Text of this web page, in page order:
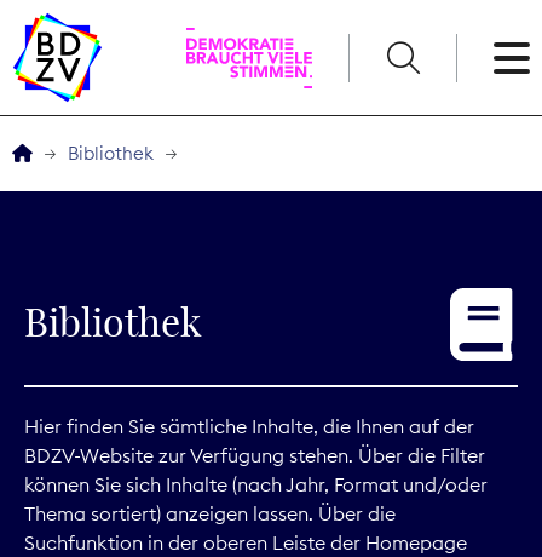
Service
Digitales
Kommunikation
Bibliothek
Bibliothek
Hier finden Sie sämtliche Inhalte, die Ihnen auf der
BDZV-Website zur Verfügung stehen. Über die Filter
können Sie sich Inhalte (nach Jahr, Format und/oder
Thema sortiert) anzeigen lassen. Über die
Suchfunktion in der oberen Leiste der Homepage